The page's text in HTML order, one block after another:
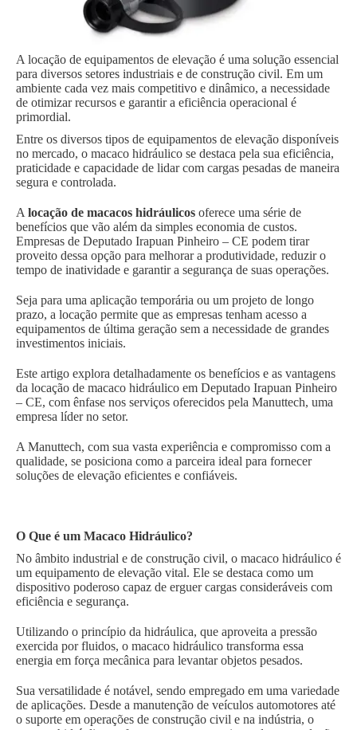
A locação de equipamentos de elevação é uma solução essencial
para diversos setores industriais e de construção civil. Em um
ambiente cada vez mais competitivo e dinâmico, a necessidade
de otimizar recursos e garantir a eficiência operacional é
primordial.
Entre os diversos tipos de equipamentos de elevação disponíveis
no mercado, o macaco hidráulico se destaca pela sua eficiência,
praticidade e capacidade de lidar com cargas pesadas de maneira
segura e controlada.
A locação de macacos hidráulicos oferece uma série de
benefícios que vão além da simples economia de custos.
Empresas de Deputado Irapuan Pinheiro – CE podem tirar
proveito dessa opção para melhorar a produtividade, reduzir o
tempo de inatividade e garantir a segurança de suas operações.
Seja para uma aplicação temporária ou um projeto de longo
prazo, a locação permite que as empresas tenham acesso a
equipamentos de última geração sem a necessidade de grandes
investimentos iniciais.
Este artigo explora detalhadamente os benefícios e as vantagens
da locação de macaco hidráulico em Deputado Irapuan Pinheiro
– CE, com ênfase nos serviços oferecidos pela Manuttech, uma
empresa líder no setor.
A Manuttech, com sua vasta experiência e compromisso com a
qualidade, se posiciona como a parceira ideal para fornecer
soluções de elevação eficientes e confiáveis.
O Que é um Macaco Hidráulico?
No âmbito industrial e de construção civil, o macaco hidráulico é
um equipamento de elevação vital. Ele se destaca como um
dispositivo poderoso capaz de erguer cargas consideráveis com
eficiência e segurança.
Utilizando o princípio da hidráulica, que aproveita a pressão
exercida por fluidos, o macaco hidráulico transforma essa
energia em força mecânica para levantar objetos pesados.
Sua versatilidade é notável, sendo empregado em uma variedade
de aplicações. Desde a manutenção de veículos automotores até
o suporte em operações de construção civil e na indústria, o